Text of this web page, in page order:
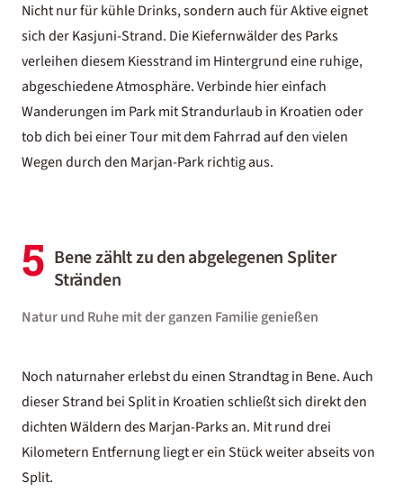
Nicht nur für kühle Drinks, sondern auch für Aktive eignet
sich der Kasjuni-Strand. Die Kiefernwälder des Parks
verleihen diesem Kiesstrand im Hintergrund eine ruhige,
abgeschiedene Atmosphäre. Verbinde hier einfach
Wanderungen im Park mitStrandurlaub in Kroatienoder
tob dich bei einer Tour mit dem Fahrrad auf den vielen
Wegen durch den Marjan-Park richtig aus.
5 Bene zählt zu den abgelegenen Spliter
Stränden
Natur und Ruhe mit der ganzen Familie genießen
Noch naturnaher erlebst du einen Strandtag in Bene. Auch
dieser Strand bei Split in Kroatien schließt sich direkt den
dichten Wäldern des Marjan-Parks an. Mit rund drei
Kilometern Entfernung liegt er ein Stück weiter abseits von
Split.